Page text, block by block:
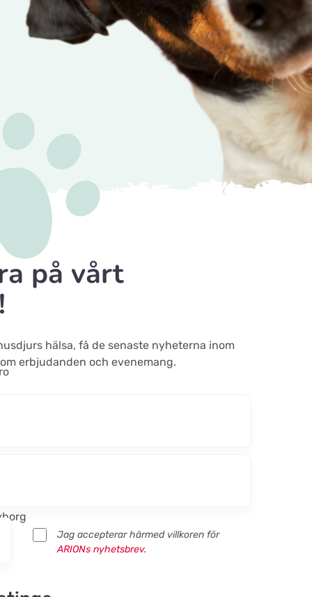
ApS
på vårt
hälsa, få de senaste nyheterna inom
erbjudanden och evenemang.
Jag accepterar härmed villkoren för
ARIONs nyhetsbrev.